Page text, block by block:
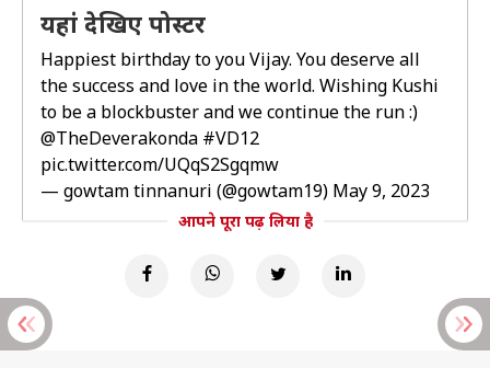
यहां देखिए पोस्टर
Happiest birthday to you Vijay. You deserve all
the success and love in the world. Wishing Kushi
to be a blockbuster and we continue the run :)
@TheDeverakonda #VD12
pic.twitter.com/UQqS2Sgqmw
— gowtam tinnanuri (@gowtam19) May 9, 2023
आपने पूरा पढ़ लिया है